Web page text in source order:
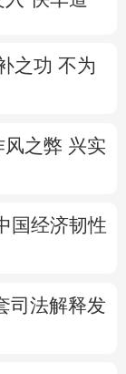
عربى
之功 不为
之弊 兴实
国经济韧性
司法解释发